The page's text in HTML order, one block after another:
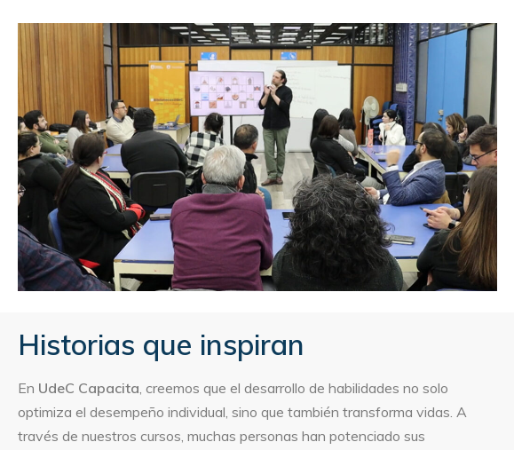
Historias que inspiran
En UdeC Capacita, creemos que el desarrollo de habilidades no solo
optimiza el desempeño individual, sino que también transforma vidas. A
través de nuestros cursos, muchas personas han potenciado sus